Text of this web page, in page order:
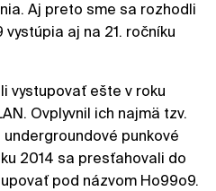
Aj preto sme sa rozhodli
aj na 21. ročníku
vystupovať ešte v roku
Ovplyvnil ich najmä tzv.
punkové
2014 sa presťahovali do
pod názvom Ho99o9.